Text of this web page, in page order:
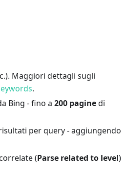
Maggiori dettagli sugli
.
Bing - fino a 200 paginedi
per query - aggiungendo
(Parse related to level)